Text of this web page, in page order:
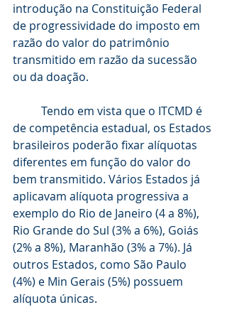
introdução na Constituição Federal
de progressividade do imposto em
razão do valor do patrimônio
transmitido em razão da sucessão
ou da doação.
de competência estadual, os Estados
brasileiros poderão fixar alíquotas
diferentes em função do valor do
bem transmitido. Vários Estados já
aplicavam alíquota progressiva a
exemplo do Rio de Janeiro (4 a 8%),
Rio Grande do Sul (3% a 6%), Goiás
(2% a 8%), Maranhão (3% a 7%). Já
outros Estados, como São Paulo
(4%) e Min Gerais (5%) possuem
alíquota únicas.